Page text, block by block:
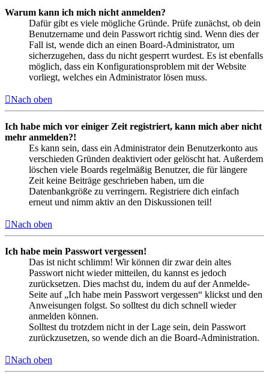
Warum kann ich mich nicht anmelden?
Dafür gibt es viele mögliche Gründe. Prüfe zunächst, ob dein
Benutzername und dein Passwort richtig sind. Wenn dies der
Fall ist, wende dich an einen Board-Administrator, um
sicherzugehen, dass du nicht gesperrt wurdest. Es ist ebenfalls
möglich, dass ein Konfigurationsproblem mit der Website
vorliegt, welches ein Administrator lösen muss.
Nach oben
Ich habe mich vor einiger Zeit registriert, kann mich aber nicht
mehr anmelden?!
Es kann sein, dass ein Administrator dein Benutzerkonto aus
verschieden Gründen deaktiviert oder gelöscht hat. Außerdem
löschen viele Boards regelmäßig Benutzer, die für längere
Zeit keine Beiträge geschrieben haben, um die
Datenbankgröße zu verringern. Registriere dich einfach
erneut und nimm aktiv an den Diskussionen teil!
Nach oben
Ich habe mein Passwort vergessen!
Das ist nicht schlimm! Wir können dir zwar dein altes
Passwort nicht wieder mitteilen, du kannst es jedoch
zurücksetzen. Dies machst du, indem du auf der Anmelde-
Seite auf „Ich habe mein Passwort vergessen“ klickst und den
Anweisungen folgst. So solltest du dich schnell wieder
anmelden können.
Solltest du trotzdem nicht in der Lage sein, dein Passwort
zurückzusetzen, so wende dich an die Board-Administration.
Nach oben